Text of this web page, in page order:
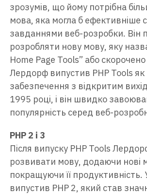
зрозумів, що йому потрібна
мова, яка могла б ефективніше
завданнями веб-розробки. Він
розробляти нову мову, яку
Home Page Tools” або скорочено
Лердорф випустив PHP Tools
забезпечення з відкритим
1995 році, і він швидко
популярність серед веб-
PHP 2 і 3
Після випуску PHP Tools
розвивати мову, додаючи нові
покращуючи її продуктивність.
випустив PHP 2, який став